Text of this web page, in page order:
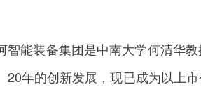
智能装备集团是中南大学何清华
20年的创新发展，现已成为以上